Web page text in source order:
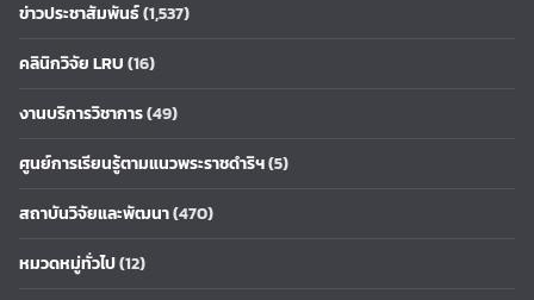
ข่าวประชาสัมพันธ์(1,537)
คลินิกวิจัย LRU(16)
งานบริการวิชาการ(49)
ศูนย์การเรียนรู้ตามแนวพระราชดำริฯ(5)
สถาบันวิจัยและพัฒนา(470)
หมวดหมู่ทั่วไป(12)